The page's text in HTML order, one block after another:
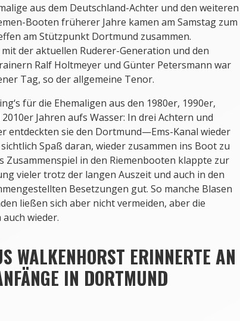
aus dem Deutschland-Achter und den weiteren
Booten früherer Jahre kamen am Samstag zum
am Stützpunkt Dortmund zusammen.
der aktuellen Ruderer-Generation und den
Ralf Holtmeyer und Günter Petersmann war
Tag, so der allgemeine Tenor.
für die Ehemaligen aus den 1980er, 1990er,
Jahren aufs Wasser: In drei Achtern und
entdeckten sie den Dortmund—Ems-Kanal wieder
Spaß daran, wieder zusammen ins Boot zu
Zusammenspiel in den Riemenbooten klappte zur
vieler trotz der langen Auszeit und auch in den
Besetzungen gut. So manche Blasen
ließen sich aber nicht vermeiden, aber die
wieder.
WALKENHORST ERINNERTE AN
IN DORTMUND